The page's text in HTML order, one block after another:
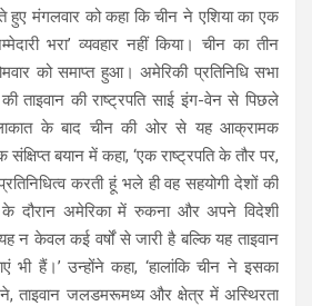
हुए मंगलवार को कहा कि चीन ने एशिया का एक
भरा’ व्यवहार नहीं किया। चीन का तीन
को समाप्त हुआ। अमेरिकी प्रतिनिधि सभा
ताइवान की राष्ट्रपति साई इंग-वेन से पिछले
के बाद चीन की ओर से यह आक्रामक
बयान में कहा, ‘एक राष्ट्रपति के तौर पर,
करती हूं भले ही वह सहयोगी देशों की
के दौरान अमेरिका में रुकना और अपने विदेशी
न केवल कई वर्षों से जारी है बल्कि यह ताइवान
भी हैं।’ उन्होंने कहा, ‘हालांकि चीन ने इसका
ताइवान जलडमरूमध्य और क्षेत्र में अस्थिरता